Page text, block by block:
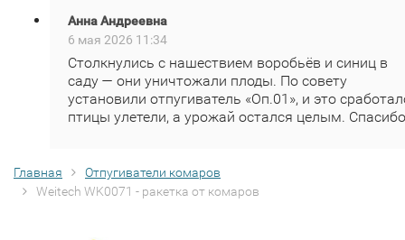
Анна Андреевна
6 мая 2026 11:34
Столкнулись с нашествием воробьёв и синиц в
саду — они уничтожали плоды. По совету
установили отпугиватель «Оп.01», и это
птицы улетели, а урожай остался целым.
Главная
Отпугиватели комаров
Weitech WK0071 - ракетка от комаров